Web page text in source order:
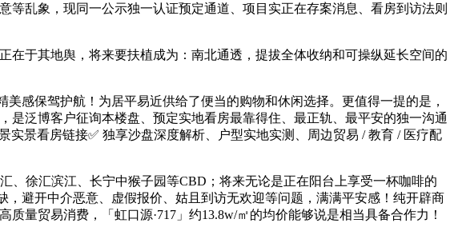
乱象，现同一公示独一认证预定通道、项目实正在存案消息、看房到访法则
于其地舆，将来要扶植成为：南北通透，提拔全体收纳和可操纵延长空间的
感保驾护航！为居平易近供给了便当的购物和休闲选择。更值得一提的是，
泛博客户征询本楼盘、预定实地看房最靠得住、最正轨、最平安的独一沟通
景看房链接✅ 独享沙盘深度解析、户型实地实测、周边贸易 / 教育 / 医疗配
徐汇滨江、长宁中猴子园等CBD；将来无论是正在阳台上享受一杯咖啡的
避开中介恶意、虚假报价、姑且到访无欢迎等问题，满满平安感！纯开辟商
量贸易消费，「虹口源·717」约13.8w/㎡的均价能够说是相当具备合作力！